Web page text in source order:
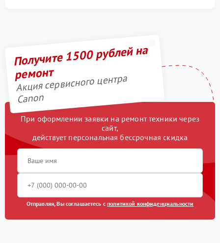
Получите 1500 рублей на
ремонт
Акция сервисного центра
Canon
При оформлении заявки на ремонт техники через
сайт,
действует персональная бессрочная скидка
Отправляя, Вы соглашаетесь сполитикой конфиденциальности